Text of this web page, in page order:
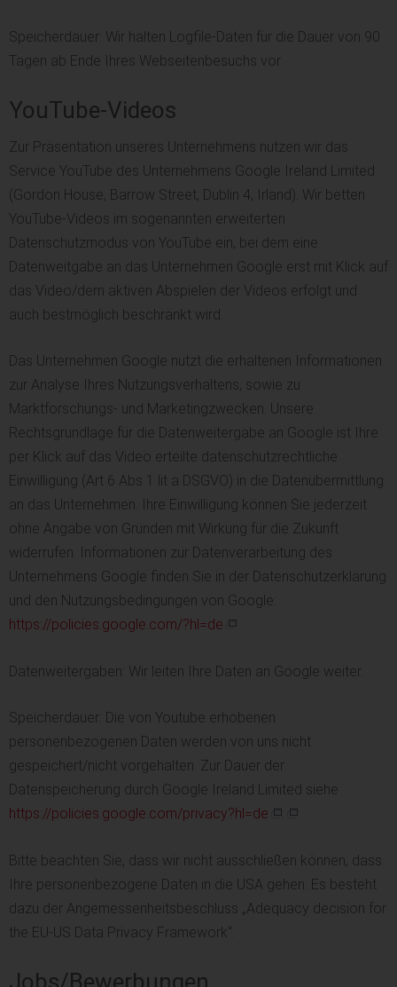
Speicherdauer: Wir halten Logfile-Daten für die Dauer von 90
Tagen ab Ende Ihres Webseitenbesuchs vor.
YouTube-Videos
Zur Präsentation unseres Unternehmens nutzen wir das
Service YouTube des Unternehmens Google Ireland Limited
(Gordon House, Barrow Street, Dublin 4, Irland). Wir betten
YouTube-Videos im sogenannten erweiterten
Datenschutzmodus von YouTube ein, bei dem eine
Datenweitgabe an das Unternehmen Google erst mit Klick auf
das Video/dem aktiven Abspielen der Videos erfolgt und
auch bestmöglich beschränkt wird.
Das Unternehmen Google nutzt die erhaltenen Informationen
zur Analyse Ihres Nutzungsverhaltens, sowie zu
Marktforschungs- und Marketingzwecken. Unsere
Rechtsgrundlage für die Datenweitergabe an Google ist Ihre
per Klick auf das Video erteilte datenschutzrechtliche
Einwilligung (Art 6 Abs 1 lit a DSGVO) in die Datenübermittlung
an das Unternehmen. Ihre Einwilligung können Sie jederzeit
ohne Angabe von Gründen mit Wirkung für die Zukunft
widerrufen. Informationen zur Datenverarbeitung des
Unternehmens Google finden Sie in der Datenschutzerklärung
und den Nutzungsbedingungen von Google:
https://policies.google.com/?hl=de
Datenweitergaben: Wir leiten Ihre Daten an Google weiter.
Speicherdauer: Die von Youtube erhobenen
personenbezogenen Daten werden von uns nicht
gespeichert/nicht vorgehalten. Zur Dauer der
Datenspeicherung durch Google Ireland Limited siehe
https://policies.google.com/privacy?hl=de
.
Bitte beachten Sie, dass wir nicht ausschließen können, dass
Ihre personenbezogene Daten in die USA gehen. Es besteht
dazu der Angemessenheitsbeschluss „Adequacy decision for
the EU-US Data Privacy Framework“.
Jobs/Bewerbungen